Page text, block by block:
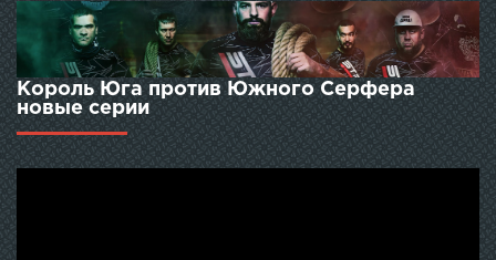
Король Юга против Южного Серфера
новые серии